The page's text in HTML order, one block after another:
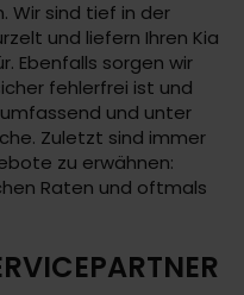
Wir sind tief in der
und liefern Ihren Kia
Ebenfalls sorgen wir
fehlerfrei ist und
und unter
Zuletzt sind immer
zu erwähnen:
Raten und oftmals